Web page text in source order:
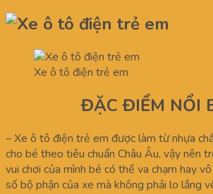
Xe ô tô điện trẻ em
ĐẶC ĐIỂM NỔI
– Xe ô tô điện trẻ em được làm từ nhựa
cho bé theo tiêu chuẩn Châu Âu, vậy nên
vui chơi của mình bé có thể va chạm hay
số bộ phận của xe mà không phải lo lắng